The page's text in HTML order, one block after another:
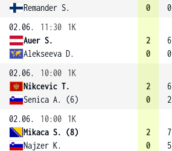
Remander S.
0
0
02.06.
11:30
1K
Auer S.
Alekseeva D.
2
0
6
0
02.06.
10:00
1K
Nikcevic T.
Senica A. (6)
2
0
6
2
02.06.
10:00
1K
Mikaca S. (8)
Najzer K.
2
0
7
5